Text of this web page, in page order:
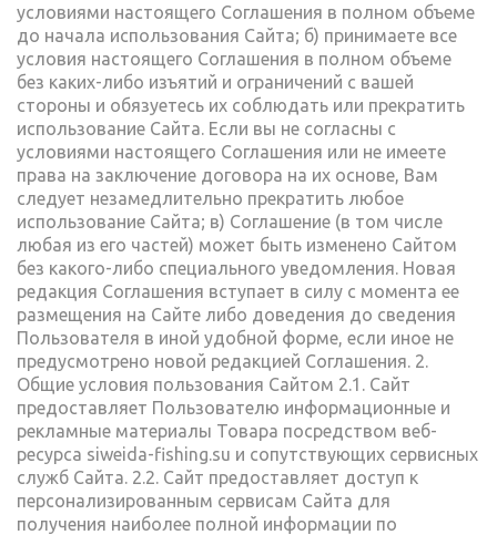
условиями настоящего Соглашения в полном объеме
до начала использования Сайта; б) принимаете все
условия настоящего Соглашения в полном объеме
без каких-либо изъятий и ограничений с вашей
стороны и обязуетесь их соблюдать или прекратить
использование Сайта. Если вы не согласны с
условиями настоящего Соглашения или не имеете
права на заключение договора на их основе, Вам
следует незамедлительно прекратить любое
использование Сайта; в) Соглашение (в том числе
любая из его частей) может быть изменено Сайтом
без какого-либо специального уведомления. Новая
редакция Соглашения вступает в силу с момента ее
размещения на Сайте либо доведения до сведения
Пользователя в иной удобной форме, если иное не
предусмотрено новой редакцией Соглашения. 2.
Общие условия пользования Сайтом 2.1. Сайт
предоставляет Пользователю информационные и
рекламные материалы Товара посредством веб-
ресурса siweida-fishing.su и сопутствующих сервисных
служб Сайта. 2.2. Сайт предоставляет доступ к
персонализированным сервисам Сайта для
получения наиболее полной информации по